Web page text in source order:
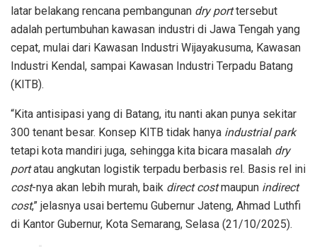
latar belakang rencana pembangunan dry porttersebut
adalah pertumbuhan kawasan industri di Jawa Tengah yang
cepat, mulai dari Kawasan Industri Wijayakusuma, Kawasan
Industri Kendal, sampai Kawasan Industri Terpadu Batang
(KITB).
“Kita antisipasi yang di Batang, itu nanti akan punya sekitar
300 tenant besar. Konsep KITB tidak hanya industrial park
tetapi kota mandiri juga, sehingga kita bicara masalah dry
portatau angkutan logistik terpadu berbasis rel. Basis rel ini
cost-nya akan lebih murah, baik direct costmaupun indirect
cost,” jelasnya usai bertemu Gubernur Jateng, Ahmad Luthfi
di Kantor Gubernur, Kota Semarang, Selasa (21/10/2025).